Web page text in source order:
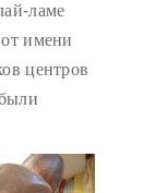
ламе
имени
центров